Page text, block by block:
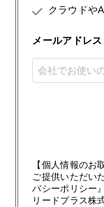
クラウドや
メールアドレス
【個人情報のお
ご提供いただい
バシーポリシー
リードプラス株